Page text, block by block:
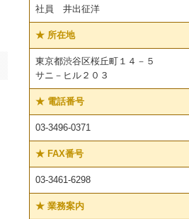
社員 井出征洋
★ 所在地
東京都渋谷区桜丘町１４－５
サニ－ヒル２０３
★ 電話番号
03-3496-0371
★ FAX番号
03-3461-6298
★ 業務案内